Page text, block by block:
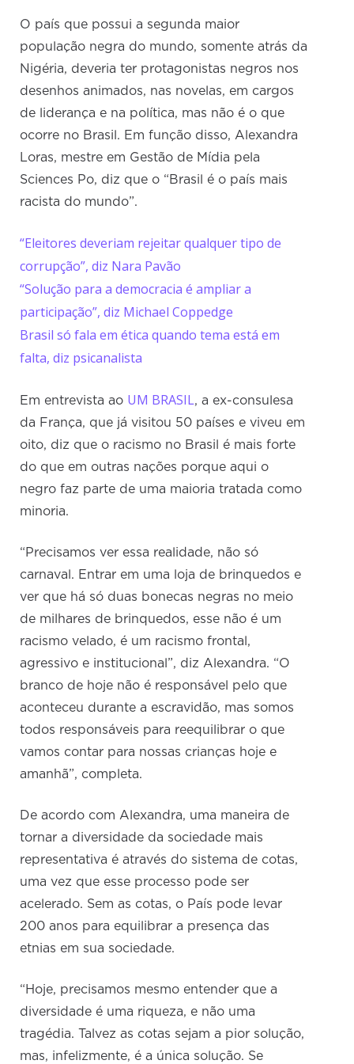
O país que possui a segunda maior
população negra do mundo, somente atrás da
Nigéria, deveria ter protagonistas negros nos
desenhos animados, nas novelas, em cargos
de liderança e na política, mas não é o que
ocorre no Brasil. Em função disso, Alexandra
Loras, mestre em Gestão de Mídia pela
Sciences Po, diz que o “Brasil é o país mais
racista do mundo”.
“Eleitores deveriam rejeitar qualquer tipo de
corrupção”, diz Nara Pavão
“Solução para a democracia é ampliar a
participação”, diz Michael Coppedge
Brasil só fala em ética quando tema está em
falta, diz psicanalista
Em entrevista ao UM BRASIL, a ex-consulesa
da França, que já visitou 50 países e viveu em
oito, diz que o racismo no Brasil é mais forte
do que em outras nações porque aqui o
negro faz parte de uma maioria tratada como
minoria.
“Precisamos ver essa realidade, não só
carnaval. Entrar em uma loja de brinquedos e
ver que há só duas bonecas negras no meio
de milhares de brinquedos, esse não é um
racismo velado, é um racismo frontal,
agressivo e institucional”, diz Alexandra. “O
branco de hoje não é responsável pelo que
aconteceu durante a escravidão, mas somos
todos responsáveis para reequilibrar o que
vamos contar para nossas crianças hoje e
amanhã”, completa.
De acordo com Alexandra, uma maneira de
tornar a diversidade da sociedade mais
representativa é através do sistema de cotas,
uma vez que esse processo pode ser
acelerado. Sem as cotas, o País pode levar
200 anos para equilibrar a presença das
etnias em sua sociedade.
“Hoje, precisamos mesmo entender que a
diversidade é uma riqueza, e não uma
tragédia. Talvez as cotas sejam a pior solução,
mas, infelizmente, é a única solução. Se